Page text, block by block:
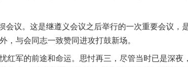
议。这是继遵义会议之后举行的一次重要会议，
，与会同志一致赞同进攻打鼓新场。
军的前途和命运。思忖再三，尽管当时已是深夜